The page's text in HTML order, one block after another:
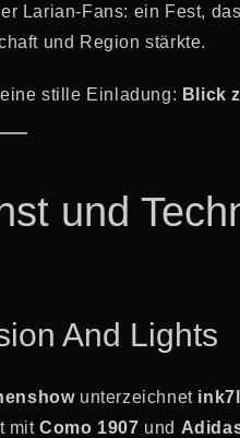
Larian-Fans: ein Fest,
und Region stärkte.
stille Einladung: Blick
und
And Lights
unterzeichnet
mitComo 1907 und